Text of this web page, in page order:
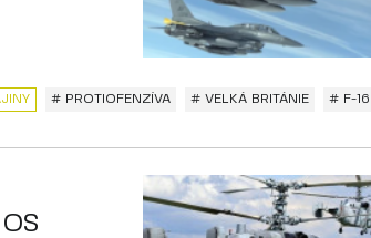
# PROTIOFENZÍVA # VELKÁ BRITÁNIE # F-16